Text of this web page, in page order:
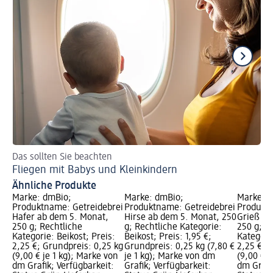
Das sollten Sie beachten
Fliegen mit Babys und Kleinkindern
Ähnliche Produkte
Marke: dmBio;
Produktname: Getreidebrei
Hafer ab dem 5. Monat,
250 g; Rechtliche
Kategorie: Beikost; Preis:
2,25 €; Grundpreis: 0,25 kg
(9,00 € je 1 kg); Marke von
dm Grafik; Verfügbarkeit:
Marke: dmBio;
Produktname: Getreidebrei
Hirse ab dem 5. Monat, 250
g; Rechtliche Kategorie:
Beikost; Preis: 1,95 €;
Grundpreis: 0,25 kg (7,80 €
je 1 kg); Marke von dm
Grafik; Verfügbarkeit:
Marke:
Grieß
250 g;
2,25 €;
(9,00 €
dm